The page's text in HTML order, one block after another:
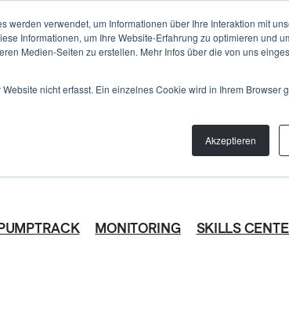
werden verwendet, um Informationen über Ihre Interaktion mit
Informationen, um Ihre Website-Erfahrung zu optimieren und
Medien-Seiten zu erstellen. Mehr Infos über die von uns
nicht erfasst. Ein einzelnes Cookie wird in Ihrem Browser
Akzeptieren
PRODUKTE ABOUT
MONITORING SKILLS